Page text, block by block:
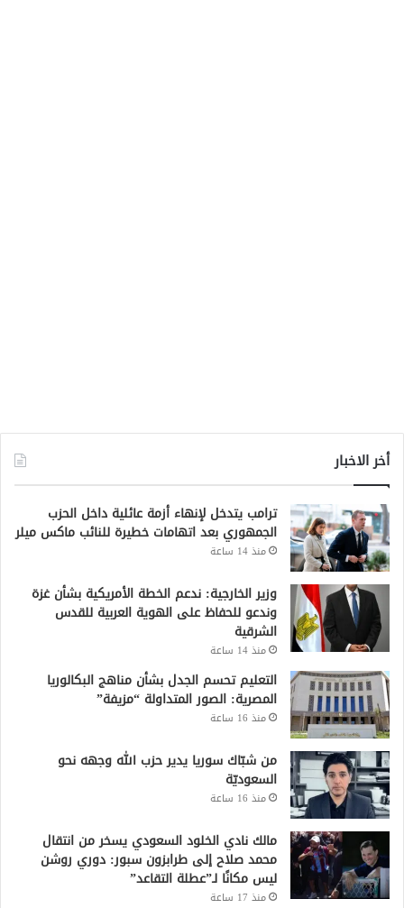
أخر الاخبار
ترامب يتدخل لإنهاء أزمة عائلية داخل الحزب
الجمهوري بعد اتهامات خطيرة للنائب ماكس ميلر
منذ 14 ساعة
وزير الخارجية: ندعم الخطة الأمريكية بشأن غزة
وندعو للحفاظ على الهوية العربية للقدس
الشرقية
منذ 14 ساعة
التعليم تحسم الجدل بشأن مناهج البكالوريا
المصرية: الصور المتداولة “مزيفة”
منذ 16 ساعة
من شبّاك سوريا يدير حزب الله وجهه نحو
السعوديّة
منذ 16 ساعة
مالك نادي الخلود السعودي يسخر من انتقال
محمد صلاح إلى طرابزون سبور: دوري روشن
ليس مكانًا لـ”عطلة التقاعد”
منذ 17 ساعة